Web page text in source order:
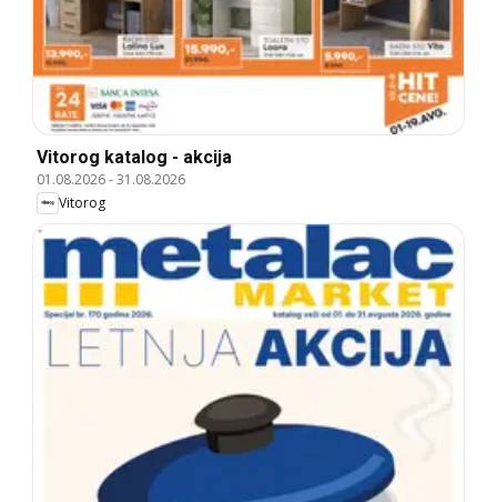
Vitorog katalog - akcija
01.08.2026-31.08.2026
Vitorog